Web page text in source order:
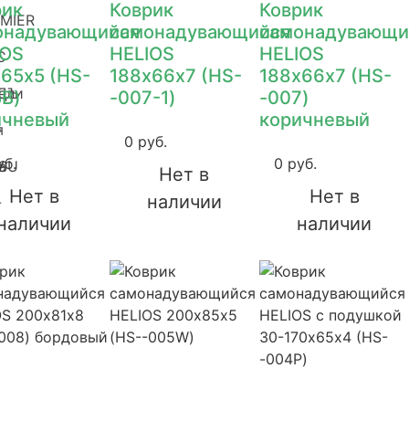
(HS-
Нет в
Коврик
самонадувающийся
HELIOS
188х66х7 (HS-
-007-1)
0 руб.
Нет в
наличии
Коврик
HELIOS
188х66х7 (HS-
-007)
коричневый
0 руб.
Нет в
наличии